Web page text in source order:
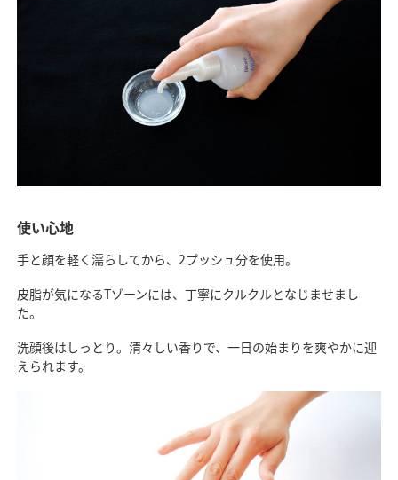
使い心地
手と顔を軽く濡らしてから、2プッシュ分を使用。
皮脂が気になるTゾーンには、丁寧にクルクルとなじませまし
た。
洗顔後はしっとり。清々しい香りで、一日の始まりを爽やかに迎
えられます。